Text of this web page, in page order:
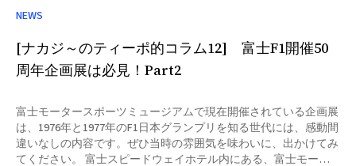
半から1990年代前半にかけて、F1ブームというものがあった。そ
らいは知っていたハズだ。しかし、あれはホンダの参戦と、それ
以上に分かりやすいドライバー同士の軋轢、人間模様が相互作用
してのことで、スーパーカーブーム時のクルマと言う“ハードウ
ない。 スーパーカーブームは外国車が対象でありながら、実は
日本固有の現象であったというのは良く知られるところ。無論、
王者フェラーリの365GT4BBや512BBに挑むチャレ
NEWS
[ナカジ～のティーポ的コラム12] 富士F1開催50
周年企画展は必見！Part2
富士モータースポーツミュージアムで現在開催されている企画展
は、1976年と1977年のF1日本グランプリを知る世代には、感動間
違いなしの内容です。ぜひ当時の雰囲気を味わいに、出かけてみ
てください。 富士スピードウェイホテル内にある、富士モータ